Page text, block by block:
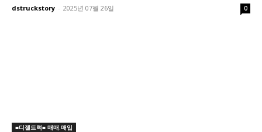
dstruckstory - 2025년 07월 26일 0
■디젤트럭■ 매매.매입